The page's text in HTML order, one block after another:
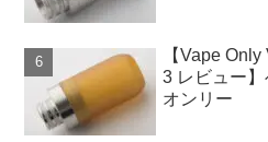
【Vape
3 レビュー
オンリー